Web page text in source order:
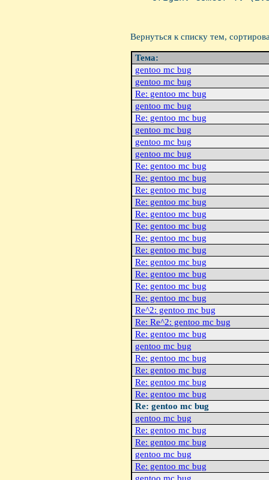
Вернуться к списку тем,
Тема:
gentoo mc bug
gentoo mc bug
Re: gentoo mc bug
gentoo mc bug
Re: gentoo mc bug
gentoo mc bug
gentoo mc bug
gentoo mc bug
Re: gentoo mc bug
Re: gentoo mc bug
Re: gentoo mc bug
Re: gentoo mc bug
Re: gentoo mc bug
Re: gentoo mc bug
Re: gentoo mc bug
Re: gentoo mc bug
Re: gentoo mc bug
Re: gentoo mc bug
Re: gentoo mc bug
Re: gentoo mc bug
Re^2: gentoo mc bug
Re: Re^2: gentoo mc bug
Re: gentoo mc bug
gentoo mc bug
Re: gentoo mc bug
Re: gentoo mc bug
Re: gentoo mc bug
Re: gentoo mc bug
Re: gentoo mc bug
gentoo mc bug
Re: gentoo mc bug
Re: gentoo mc bug
gentoo mc bug
Re: gentoo mc bug